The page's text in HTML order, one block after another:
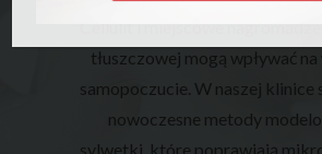
Cellulit i miejscowe
tłuszczowej mogą wpływać
samopoczucie. W naszej klinice
nowoczesne metody
sylwetki, które poprawiają